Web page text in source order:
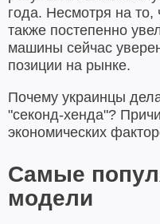
года. Несмотря на то,
также постепенно
машины сейчас
позиции на рынке.
Почему украинцы
"секонд-хенда"?
экономических
Самые
модели